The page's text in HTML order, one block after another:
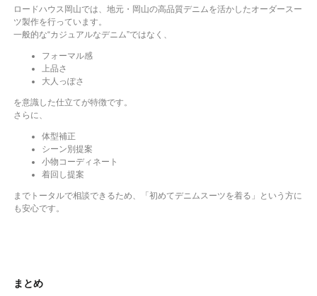
ロードハウス岡山では、地元・岡山の高品質デニムを活かしたオーダースー
ツ製作を行っています。
一般的な“カジュアルなデニム”ではなく、
フォーマル感
上品さ
大人っぽさ
を意識した仕立てが特徴です。
さらに、
体型補正
シーン別提案
小物コーディネート
着回し提案
までトータルで相談できるため、「初めてデニムスーツを着る」という方に
も安心です。
まとめ